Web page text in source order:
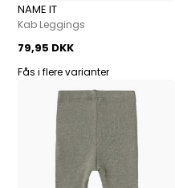
NAME IT
Kab Leggings
79,95 DKK
Fås i flere varianter